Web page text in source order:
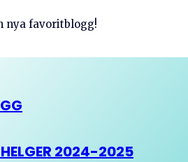
nya favoritblogg!
2024-2025